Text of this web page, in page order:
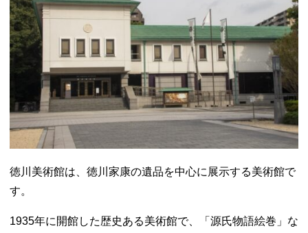
徳川美術館は、徳川家康の遺品を中心に展示する美術館で
す。
1935年に開館した歴史ある美術館で、「源氏物語絵巻」な